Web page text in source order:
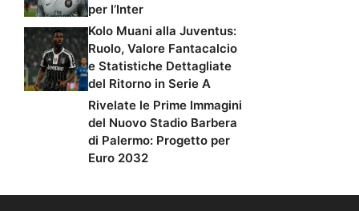
per l’Inter
Kolo Muani alla Juventus:
Ruolo, Valore Fantacalcio
e Statistiche Dettagliate
del Ritorno in Serie A
Rivelate le Prime Immagini
del Nuovo Stadio Barbera
di Palermo: Progetto per
Euro 2032